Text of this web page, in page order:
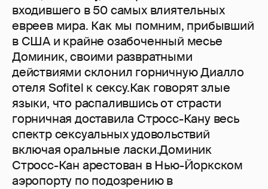
входившего в 50 самых влиятельных
евреев мира. Как мы помним, прибывший
в США и крайне озабоченный месье
Доминик, своими развратными
действиями склонил горничную Диалло
отеля Sofitel к сексу.Как говорят злые
языки, что распалившись от страсти
горничная доставила Стросс-Кану весь
спектр сексуальных удовольствий
включая оральные ласки.Доминик
Стросс-Кан арестован в Нью-Йоркском
аэропорту по подозрению в